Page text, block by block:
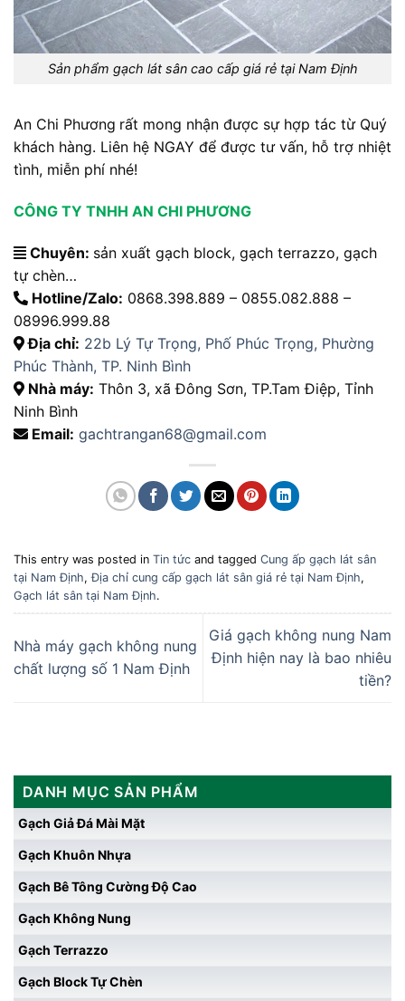
Sản phẩm gạch lát sân cao cấp giá rẻ tại Nam Định
An Chi Phương rất mong nhận được sự hợp tác từ Quý
khách hàng. Liên hệ NGAY để được tư vấn, hỗ trợ nhiệt
tình, miễn phí nhé!
CÔNG TY TNHH AN CHI PHƯƠNG
Chuyên: sản xuất gạch block, gạch terrazzo, gạch
tự chèn…
Hotline/Zalo: 0868.398.889 – 0855.082.888 –
08996.999.88
Địa chỉ: 22b Lý Tự Trọng, Phố Phúc Trọng, Phường
Phúc Thành, TP. Ninh Bình
Nhà máy: Thôn 3, xã Đông Sơn, TP.Tam Điệp, Tỉnh
Ninh Bình
Email: gachtrangan68@gmail.com
This entry was posted in Tin tức and tagged Cung ấp gạch lát sân
tại Nam Định,Địa chỉ cung cấp gạch lát sân giá rẻ tại Nam Định,
Gạch lát sân tại Nam Định.
Nhà máy gạch không nung
chất lượng số 1 Nam Định
Giá gạch không nung Nam
Định hiện nay là bao nhiêu
tiền?
DANH MỤC SẢN PHẨM
Gạch Giả Đá Mài Mặt
Gạch Khuôn Nhựa
Gạch Bê Tông Cường Độ Cao
Gạch Không Nung
Gạch Terrazzo
Gạch Block Tự Chèn